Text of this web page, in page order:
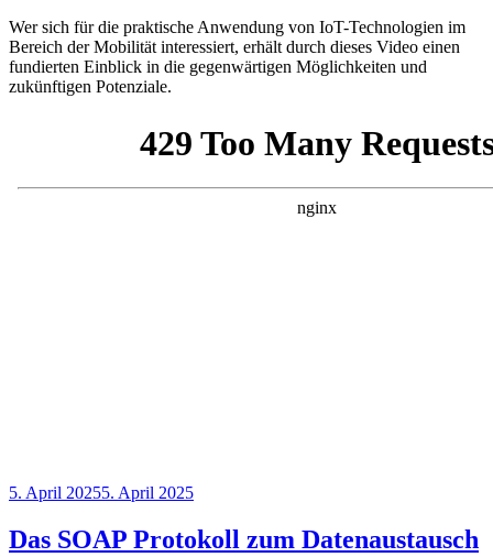
Wer sich für die praktische Anwendung von IoT-Technologien im
Bereich der Mobilität interessiert, erhält durch dieses Video einen
fundierten Einblick in die gegenwärtigen Möglichkeiten und
zukünftigen Potenziale.
Veröffentlicht
5. April 20255. April 2025
Das SOAP Protokoll zum Datenaustausch